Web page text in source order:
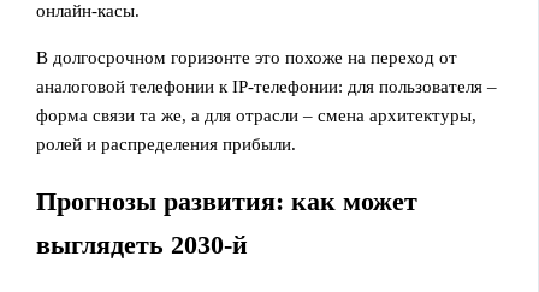
онлайн‑касы.
В долгосрочном горизонте это похоже на переход от
аналоговой телефонии к IP‑телефонии: для пользователя –
форма связи та же, а для отрасли – смена архитектуры,
ролей и распределения прибыли.
Прогнозы развития: как может
выглядеть 2030‑й